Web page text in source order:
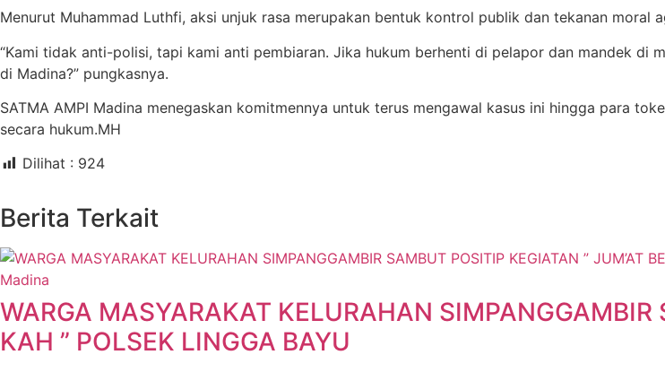
Menurut Muhammad Luthfi, aksi unjuk rasa merupakan bentuk kontrol publik dan tekanan moral
“Kami tidak anti-polisi, tapi kami anti pembiaran. Jika hukum berhenti di pelapor dan mandek di
di Madina?” pungkasnya.
SATMA AMPI Madina menegaskan komitmennya untuk terus mengawal kasus ini hingga para
secara hukum.MH
Dilihat : 924
Berita Terkait
Madina
WARGA MASYARAKAT KELURAHAN SIMPANGGAMBIR
KAH ” POLSEK LINGGA BAYU